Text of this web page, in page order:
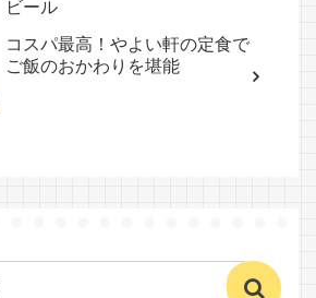
ビール
コスパ最高！やよい軒の定食で
ご飯のおかわりを堪能